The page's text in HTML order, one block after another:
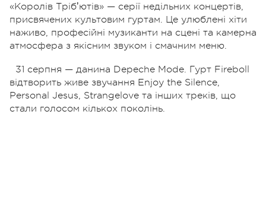
«Королів Трібʼютів» — серії недільних концертів,
присвячених культовим гуртам. Це улюблені хіти
наживо, професійні музиканти на сцені та камерна
атмосфера з якісним звуком і смачним меню.
31 серпня — данина Depeche Mode. Гурт Fireboll
відтворить живе звучання Enjoy the Silence,
Personal Jesus, Strangelove та інших треків, що
стали голосом кількох поколінь.